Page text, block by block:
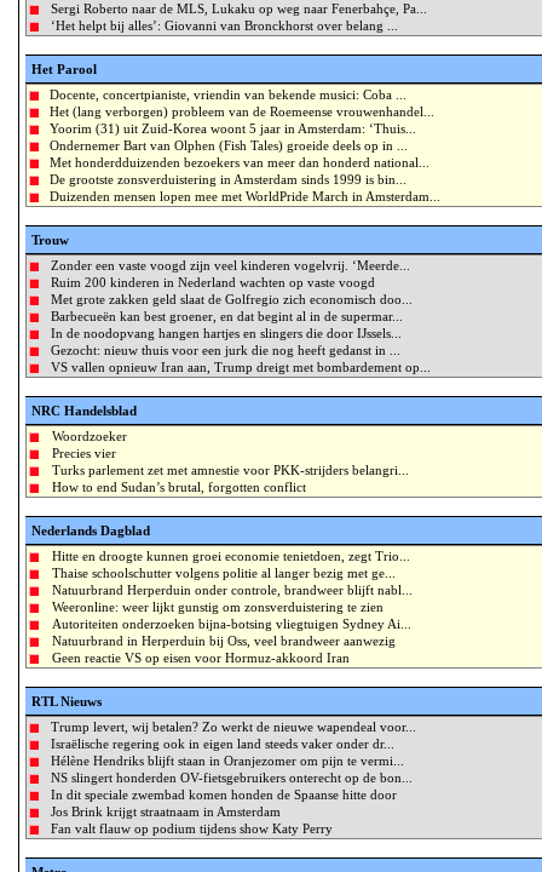
Sergi Roberto naar de MLS, Lukaku op weg naar Fenerbahçe, Pa...
‘Het helpt bij alles’: Giovanni van Bronckhorst over belang ...
Het Parool
Docente, concertpianiste, vriendin van bekende musici: Coba ...
Het (lang verborgen) probleem van de Roemeense vrouwenhandel...
Yoorim (31) uit Zuid-Korea woont 5 jaar in Amsterdam: ‘Thuis...
Ondernemer Bart van Olphen (Fish Tales) groeide deels op in ...
Met honderdduizenden bezoekers van meer dan honderd national...
De grootste zonsverduistering in Amsterdam sinds 1999 is bin...
Duizenden mensen lopen mee met WorldPride March in Amsterdam...
Trouw
Zonder een vaste voogd zijn veel kinderen vogelvrij. ‘Meerde...
Ruim 200 kinderen in Nederland wachten op vaste voogd
Met grote zakken geld slaat de Golfregio zich economisch doo...
Barbecueën kan best groener, en dat begint al in de supermar...
In de noodopvang hangen hartjes en slingers die door IJssels...
Gezocht: nieuw thuis voor een jurk die nog heeft gedanst in ...
VS vallen opnieuw Iran aan, Trump dreigt met bombardement op...
NRC Handelsblad
Woordzoeker
Precies vier
Turks parlement zet met amnestie voor PKK-strijders belangri...
How to end Sudan’s brutal, forgotten conflict
Nederlands Dagblad
Hitte en droogte kunnen groei economie tenietdoen, zegt Trio...
Thaise schoolschutter volgens politie al langer bezig met ge...
Natuurbrand Herperduin onder controle, brandweer blijft nabl...
Weeronline: weer lijkt gunstig om zonsverduistering te zien
Autoriteiten onderzoeken bijna-botsing vliegtuigen Sydney Ai...
Natuurbrand in Herperduin bij Oss, veel brandweer aanwezig
Geen reactie VS op eisen voor Hormuz-akkoord Iran
RTL Nieuws
Trump levert, wij betalen? Zo werkt de nieuwe wapendeal voor...
Israëlische regering ook in eigen land steeds vaker onder dr...
Hélène Hendriks blijft staan in Oranjezomer om pijn te vermi...
NS slingert honderden OV-fietsgebruikers onterecht op de bon...
In dit speciale zwembad komen honden de Spaanse hitte door
Jos Brink krijgt straatnaam in Amsterdam
Fan valt flauw op podium tijdens show Katy Perry